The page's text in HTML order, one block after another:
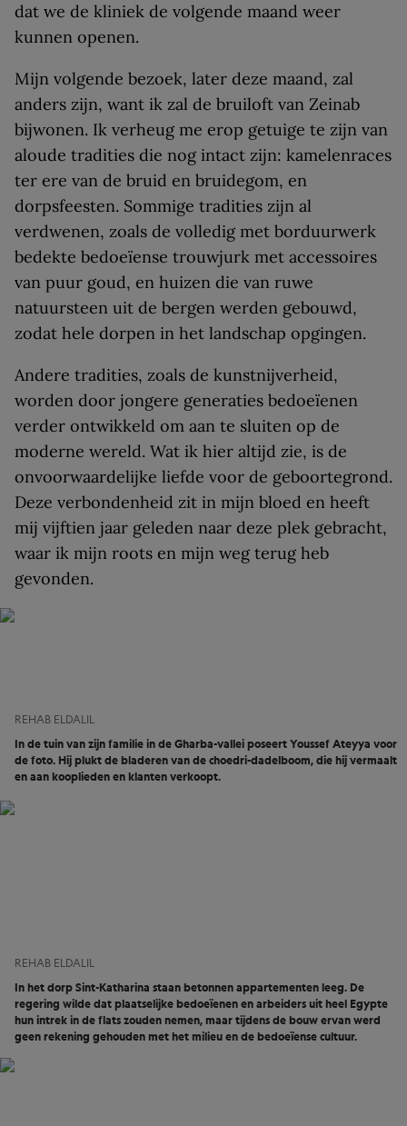
dat we de kliniek de volgende maand weer
kunnen openen.
Mijn volgende bezoek, later deze maand, zal
anders zijn, want ik zal de bruiloft van Zeinab
bijwonen. Ik verheug me erop getuige te zijn van
aloude tradities die nog intact zijn: kamelenraces
ter ere van de bruid en bruidegom, en
dorpsfeesten. Sommige tradities zijn al
verdwenen, zoals de volledig met borduurwerk
bedekte bedoeïense trouwjurk met accessoires
van puur goud, en huizen die van ruwe
natuursteen uit de bergen werden gebouwd,
zodat hele dorpen in het landschap opgingen.
Andere tradities, zoals de kunstnijverheid,
worden door jongere generaties bedoeïenen
verder ontwikkeld om aan te sluiten op de
moderne wereld. Wat ik hier altijd zie, is de
onvoorwaardelijke liefde voor de geboortegrond.
Deze verbondenheid zit in mijn bloed en heeft
mij vijftien jaar geleden naar deze plek gebracht,
waar ik mijn roots en mijn weg terug heb
gevonden.
REHAB ELDALIL
In de tuin van zijn familie in de Gharba-vallei poseert Youssef Ateyya voor
de foto. Hij plukt de bladeren van de choedri-dadelboom, die hij vermaalt
en aan kooplieden en klanten verkoopt.
REHAB ELDALIL
In het dorp Sint-Katharina staan betonnen appartementen leeg. De
regering wilde dat plaatselijke bedoeïenen en arbeiders uit heel Egypte
hun intrek in de flats zouden nemen, maar tijdens de bouw ervan werd
geen rekening gehouden met het milieu en de bedoeïense cultuur.